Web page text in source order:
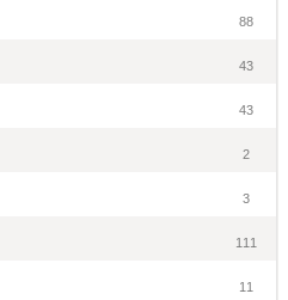
88
43
43
2
3
111
11